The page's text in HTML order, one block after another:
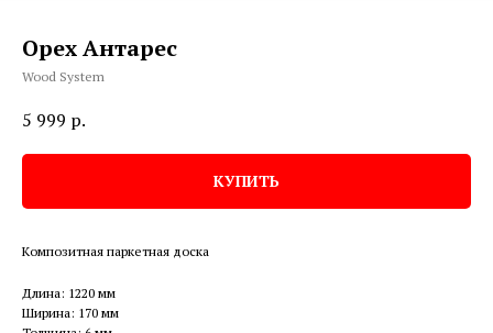
Орех Антарес
Wood System
5 999 р.
КУПИТЬ
Композитная паркетная доска
Длина: 1220 мм
Ширина: 170 мм